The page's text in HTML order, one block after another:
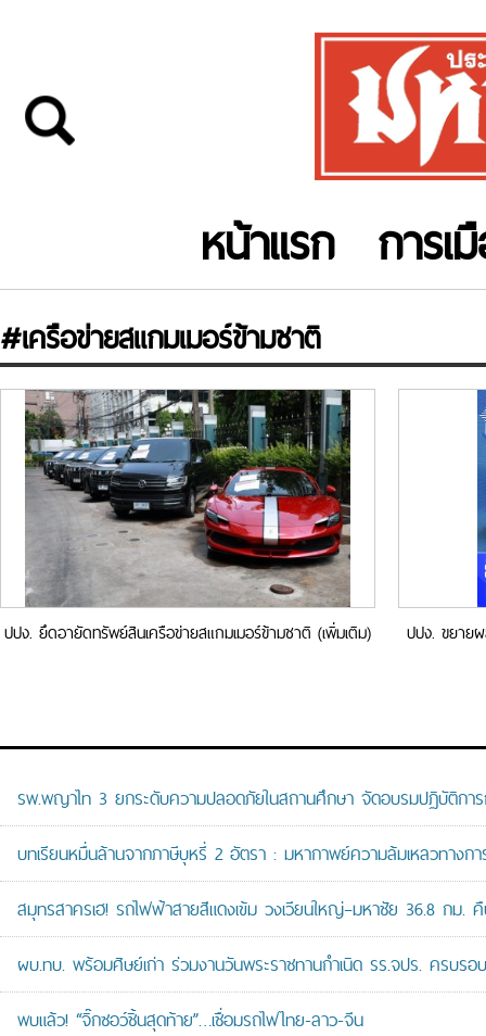
หน้าแรก การเ
#เครือข่ายสแกมเมอร์ข้ามชาติ
ปปง. ยึดอายัดทรัพย์สินเครือข่ายสแกมเมอร์ข้ามชาติ (เพิ่มเติม)
ปปง. ขยาย
รพ.พญาไท 3 ยกระดับความปลอดภัยในสถานศึกษา จัดอบรมปฏิบัติกา
บทเรียนหมื่นล้านจากภาษีบุหรี่ 2 อัตรา : มหากาพย์ความล้มเหลวทางก
สมุทรสาครเฮ! รถไฟฟ้าสายสีแดงเข้ม วงเวียนใหญ่–มหาชัย 36.8 ก
ผบ.ทบ. พร้อมศิษย์เก่า ร่วมงานวันพระราชทานกำเนิด รร.จปร. ครบ
พบแล้ว! “จิ๊กซอว์ชิ้นสุดท้าย”…เชื่อมรถไฟไทย-ลาว-จีน